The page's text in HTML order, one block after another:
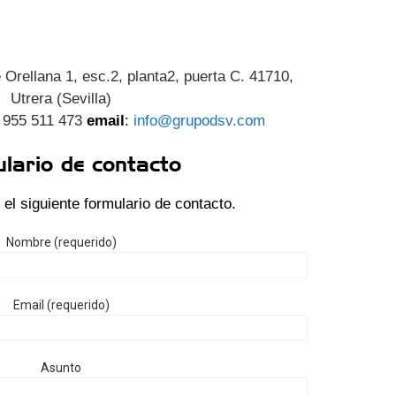
1, esc.2, planta2, puerta C. 41710,
Utrera (Sevilla)
511 473email: info@grupodsv.com
de contacto
siguiente formulario de contacto.
Nombre (requerido)
Email (requerido)
Asunto